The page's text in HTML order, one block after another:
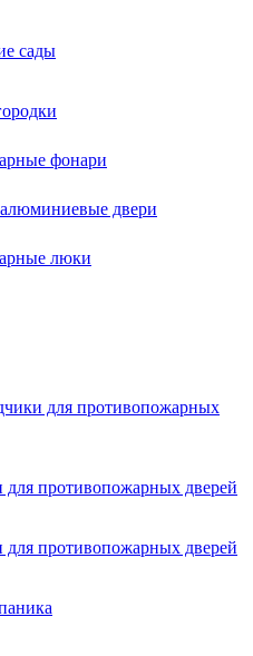
сады
фонари
двери
люки
для противопожарных
для противопожарных дверей
для противопожарных дверей